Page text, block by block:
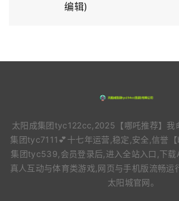
编辑)
太阳成集团tyc122cc,2025【哪吒推荐】我
集团tyc7111💕十七年运营,稳定,安全,信誉
集团tyc539,会员登录后,进入全站入口,下载
真人互动与体育类游戏,网页与手机版流畅运
太阳城官网。